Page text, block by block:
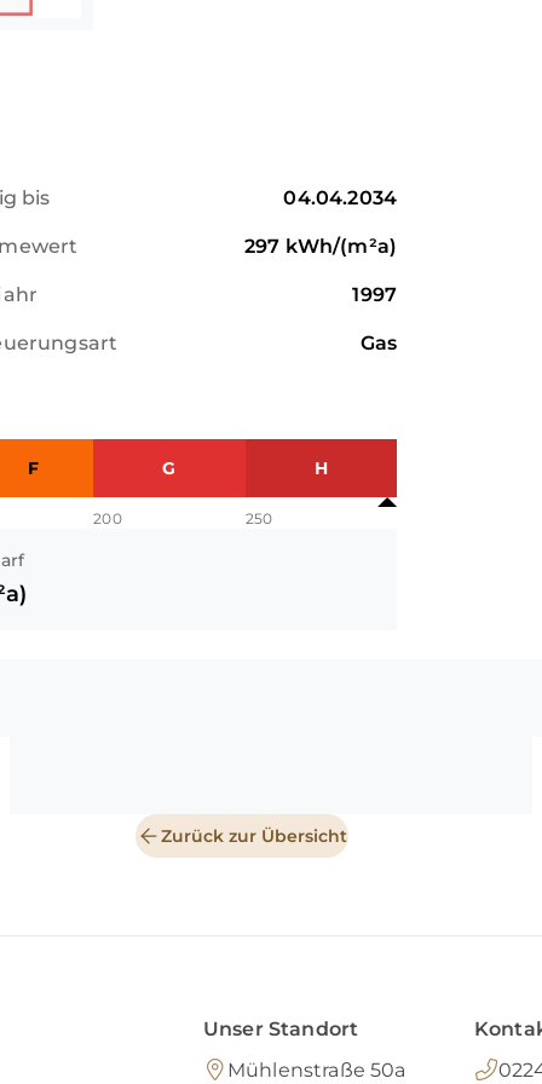
bis 04.04.2034
297 kWh/(m²a)
1997
Gas
F G H
200 250
Zurück zur Übersicht
Unser Standort
Mühlenstraße 50a